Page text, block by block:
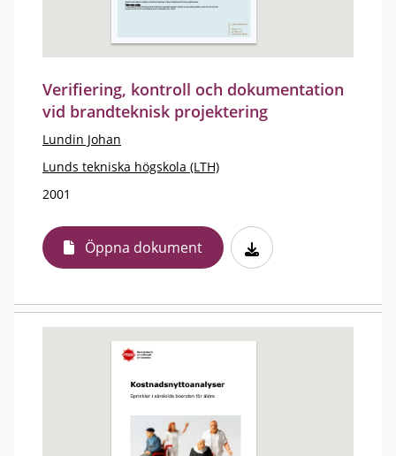
Verifiering, kontroll och dokumentation
vid brandteknisk projektering
Lundin Johan
Lunds tekniska högskola (LTH)
2001
Öppna dokument